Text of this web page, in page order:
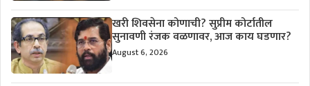
खरी शिवसेना कोणाची? सुप्रीम कोर्टातील
सुनावणी रंजक वळणावर, आज काय घडणार?
August 6, 2026